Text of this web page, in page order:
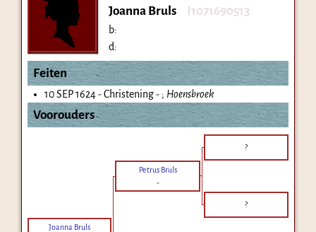
Joanna Bruls I1071690513
b:
d:
Feiten
10 SEP 1624 - Christening - ; Hoensbroek
Voorouders
?
Petrus Bruls
-
?
Joanna Bruls